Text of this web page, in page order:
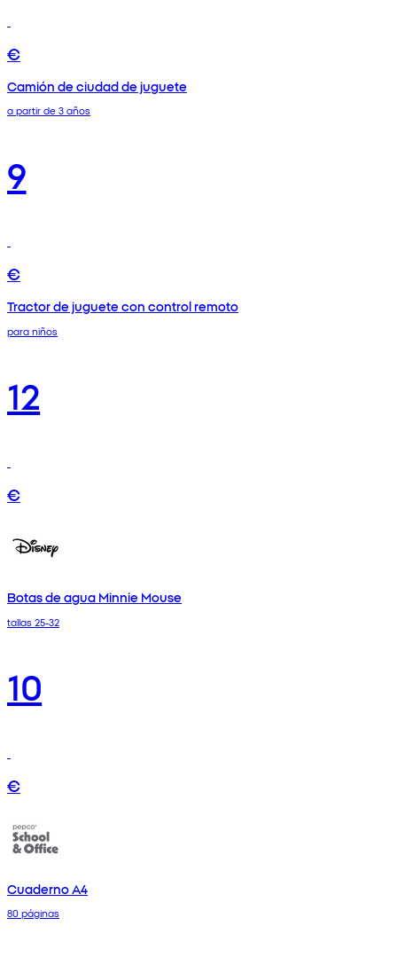
€
Camión de ciudad de juguete
a partir de 3 años
9
€
Tractor de juguete con control remoto
para niños
12
€
Botas de agua Minnie Mouse
tallas 25-32
10
€
Cuaderno A4
80 páginas